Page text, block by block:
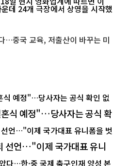
데 24개 극장에서 상영을 시작했
식 예정"…당사자는 공식 확
선언…"이제 국가대표 유니